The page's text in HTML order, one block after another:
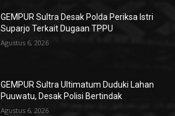
GEMPUR Sultra Desak Polda Periksa Istri
Suparjo Terkait Dugaan TPPU
Agustus 6, 2026
GEMPUR Sultra Ultimatum Duduki Lahan
Puuwatu, Desak Polisi Bertindak
Agustus 6, 2026